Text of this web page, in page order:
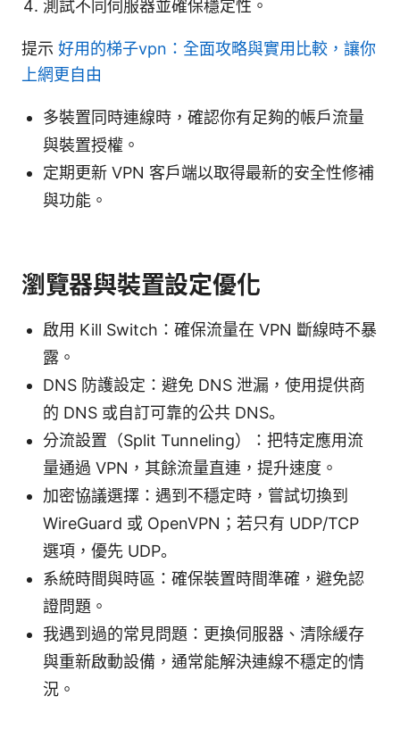
測試不同伺服器並確保穩定性。
提示 好用的梯子vpn：全面攻略與實用比較，讓你
上網更自由
多裝置同時連線時，確認你有足夠的帳戶流量
與裝置授權。
定期更新 VPN 客戶端以取得最新的安全性修補
與功能。
瀏覽器與裝置設定優化
啟用 Kill Switch：確保流量在 VPN 斷線時不暴
露。
DNS 防護設定：避免 DNS 泄漏，使用提供商
的 DNS 或自訂可靠的公共 DNS。
分流設置（Split Tunneling）：把特定應用流
量通過 VPN，其餘流量直連，提升速度。
加密協議選擇：遇到不穩定時，嘗試切換到
WireGuard 或 OpenVPN；若只有 UDP/TCP
選項，優先 UDP。
系統時間與時區：確保裝置時間準確，避免認
證問題。
我遇到過的常見問題：更換伺服器、清除緩存
與重新啟動設備，通常能解決連線不穩定的情
況。